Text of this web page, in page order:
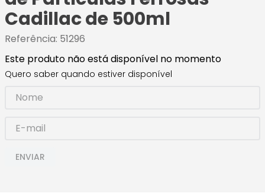
Cadillac de 500ml
Referência: 51296
Este produto não está disponível no momento
Quero saber quando estiver disponível
ENVIAR